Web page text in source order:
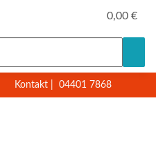
0,00 €
Kontakt 04401 7868